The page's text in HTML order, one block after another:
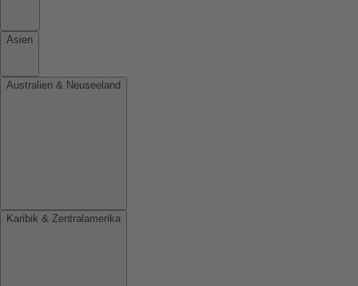
Asien
Australien & Neuseeland
Karibik & Zentralamerika